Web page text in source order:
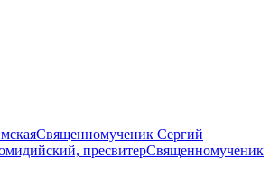
Священномученик Сергий
пресвитерСвященномученик